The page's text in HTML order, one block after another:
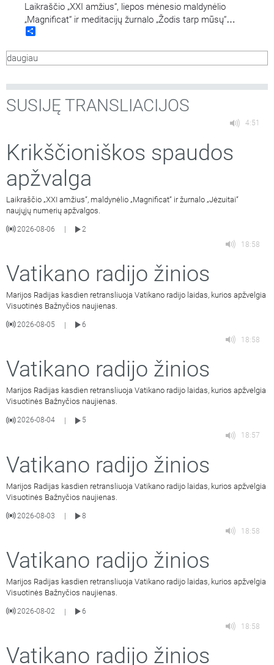
Laikraščio „XXI amžius“, liepos mėnesio maldynėlio
„Magnificat“ ir meditacijų žurnalo „Žodis tarp mūsų“
apžvalgos.
daugiau
SUSIJĘ TRANSLIACIJOS
4:51
Krikščioniškos spaudos
apžvalga
Laikraščio „XXI amžius“, maldynėlio „Magnificat“ ir žurnalo „Jėzuitai“
naujųjų numerių apžvalgos.
2026-08-06
2
18:58
Vatikano radijo žinios
Marijos Radijas kasdien retransliuoja Vatikano radijo laidas, kurios apžvelgia
Visuotinės Bažnyčios naujienas.
2026-08-05 |
6
18:58
Vatikano radijo žinios
Marijos Radijas kasdien retransliuoja Vatikano radijo laidas, kurios apžvelgia
Visuotinės Bažnyčios naujienas.
2026-08-04
5
18:57
Vatikano radijo žinios
Marijos Radijas kasdien retransliuoja Vatikano radijo laidas, kurios apžvelgia
Visuotinės Bažnyčios naujienas.
2026-08-03
8
18:58
Vatikano radijo žinios
Marijos Radijas kasdien retransliuoja Vatikano radijo laidas, kurios apžvelgia
Visuotinės Bažnyčios naujienas.
2026-08-02 |
6
18:58
Vatikano radijo žinios